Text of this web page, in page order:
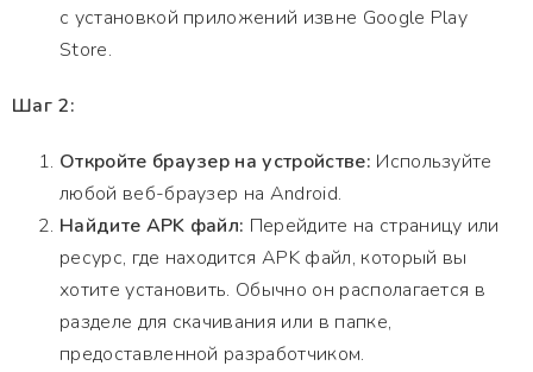
с установкой приложений извне Google Play
Store.
Шаг 2:
Откройте браузер на устройстве: Используйте
любой веб-браузер на Android.
Найдите APK файл: Перейдите на страницу или
ресурс, где находится APK файл, который вы
хотите установить. Обычно он располагается в
разделе для скачивания или в папке,
предоставленной разработчиком.